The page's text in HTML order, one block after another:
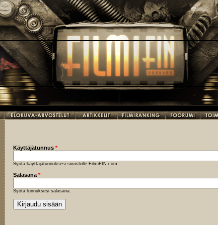
Käyttäjätunnus *
Syötä käyttäjätunnuksesi sivustolle FilmiFIN.com.
Salasana *
Syötä tunnuksesi salasana.